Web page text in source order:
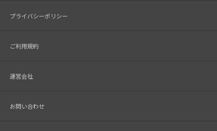
プライバシーポリシー
ご利用規約
運営会社
お問い合わせ